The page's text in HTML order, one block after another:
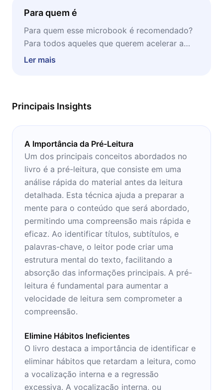
Para quem é
Para quem esse microbook é recomendado?
Para todos aqueles que querem acelerar a
leitura daquela pilha de livros acumulada, ou
Ler mais
Principais Insights
A Importância da Pré-Leitura
Um dos principais conceitos abordados no
livro é a pré-leitura, que consiste em uma
análise rápida do material antes da leitura
detalhada. Esta técnica ajuda a preparar a
mente para o conteúdo que será abordado,
permitindo uma compreensão mais rápida e
eficaz. Ao identificar títulos, subtítulos, e
palavras-chave, o leitor pode criar uma
estrutura mental do texto, facilitando a
absorção das informações principais. A pré-
leitura é fundamental para aumentar a
velocidade de leitura sem comprometer a
compreensão.
Elimine Hábitos Ineficientes
O livro destaca a importância de identificar e
eliminar hábitos que retardam a leitura, como
a vocalização interna e a regressão
excessiva. A vocalização interna, ou